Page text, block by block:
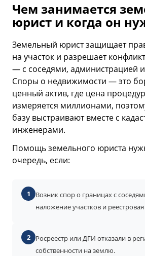
Чем занимается
юрист и когда он
Земельный юрист защищает
на участок и разрешает
— с соседями, администрацией
Споры о недвижимости — это
ценный актив, где цена
измеряется миллионами,
базу выстраивают вместе с
инженерами.
Помощь земельного юриста
очередь, если:
1
Возник спор о границах с
наложение участков и
2
Росреестр или ДГИ отказали в
собственности на землю.